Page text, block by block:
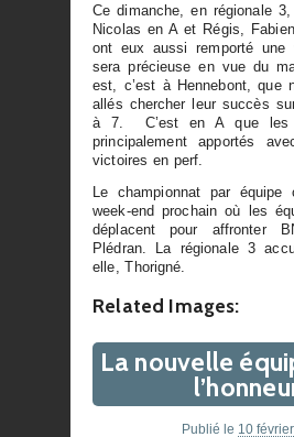
Ce dimanche, en régionale 3,
Nicolas en A et Régis,
ont eux aussi remporté une
sera précieuse en vue du
est, c’est à Hennebont, que
allés chercher leur succès
à 7. C’est en A que les
principalement apportés
victoires en perf.
Le championnat par équipe
week-end prochain où les
déplacent pour affronter
Plédran. La régionale 3
elle, Thorigné.
Related Images:
La nouvelle
Publié le 10